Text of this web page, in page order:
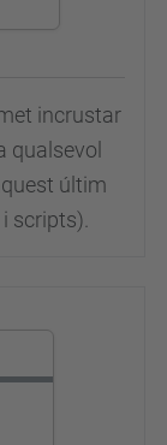
incrustar
qualsevol
últim
scripts).